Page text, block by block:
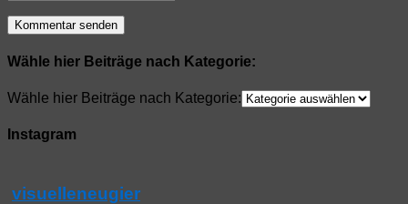
Wähle hier Beiträge nach Kategorie:
Wähle hier Beiträge nach Kategorie:
Instagram
visuelleneugier